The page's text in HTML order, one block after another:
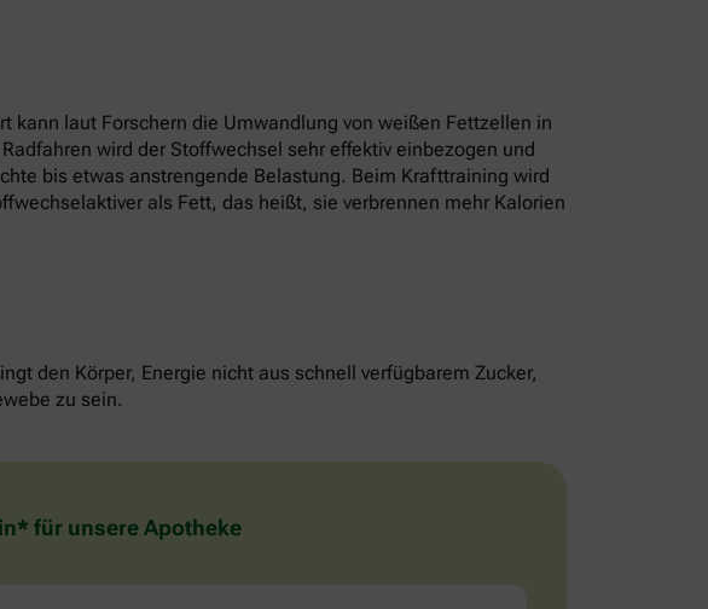
kann laut Forschern die Umwandlung von weißen Fettzellen in
wird der Stoffwechsel sehr effektiv einbezogen und
bis etwas anstrengende Belastung. Beim Krafttraining wird
als Fett, das heißt, sie verbrennen mehr Kalorien
den Körper, Energie nicht aus schnell verfügbarem Zucker,
zu sein.
für unsere Apotheke